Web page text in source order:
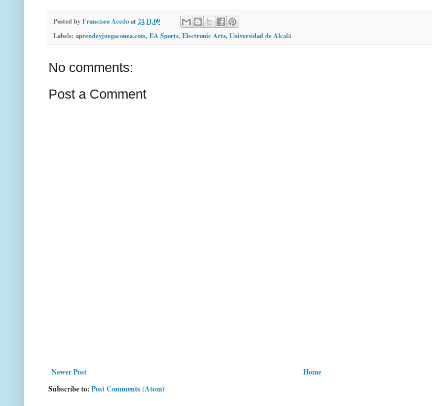
Posted byFrancisco Acedoat 24.11.09
Labels: aprendeyjuegaconea.com,EA Sports,Electronic Arts,Universidad de Alcalá
No comments:
Post a Comment
Newer Post
Home
Subscribe to: Post Comments (Atom)